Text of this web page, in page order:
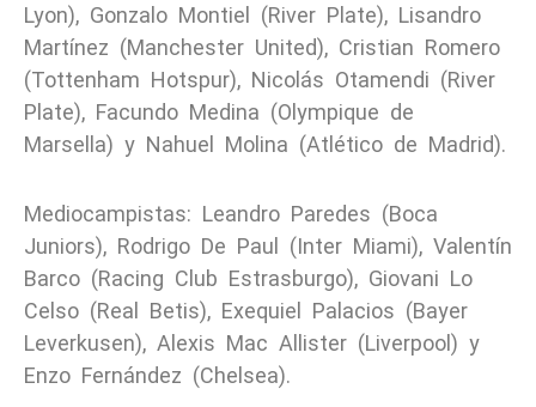
Lyon), Gonzalo Montiel (River Plate), Lisandro
Martínez (Manchester United), Cristian Romero
(Tottenham Hotspur), Nicolás Otamendi (River
Plate), Facundo Medina (Olympique de
Marsella) y Nahuel Molina (Atlético de Madrid).
Mediocampistas: Leandro Paredes (Boca
Juniors), Rodrigo De Paul (Inter Miami), Valentín
Barco (Racing Club Estrasburgo), Giovani Lo
Celso (Real Betis), Exequiel Palacios (Bayer
Leverkusen), Alexis Mac Allister (Liverpool) y
Enzo Fernández (Chelsea).